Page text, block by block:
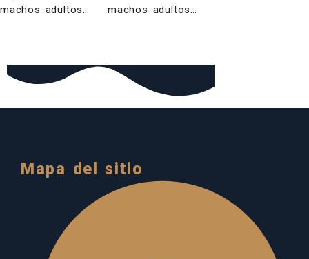
machos adultos…
machos adultos…
Mapa del sitio